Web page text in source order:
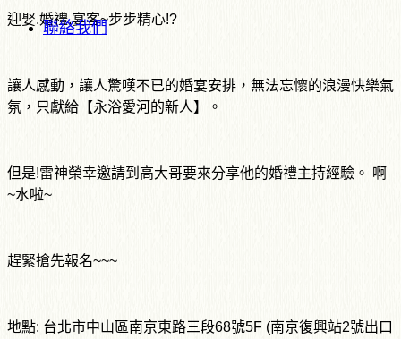
聯絡我們
迎娶.婚禮.宴客~步步精心!?
讓人感動，讓人驚嘆不已的婚宴安排，無法忘懷的浪漫快樂氣
氛，只獻給【永浴愛河的新人】。
但是!雷神榮幸邀請到高大哥要來分享他的婚禮主持經驗。 啊
~水啦~
趕緊搶先報名~~~
地點: 台北市中山區南京東路三段68號5F (南京復興站2號出口